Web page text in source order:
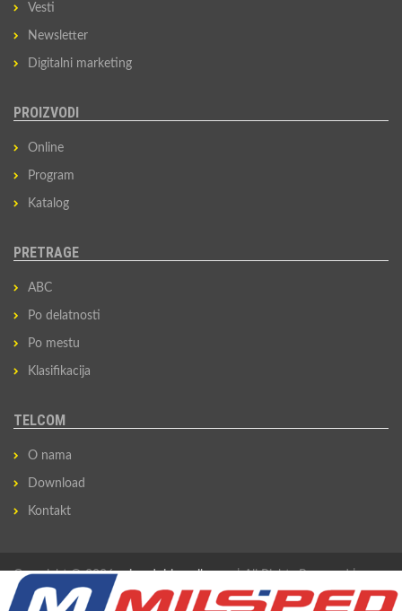
Vesti
Newsletter
Digitalni marketing
PROIZVODI
Online
Program
Katalog
PRETRAGE
ABC
Po delatnosti
Po mestu
Klasifikacija
TELCOM
O nama
Download
Kontakt
Copyright © 2026privredni-imenik.com
Izradio Sovan